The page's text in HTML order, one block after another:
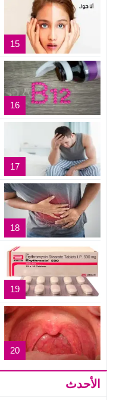
15
16
17
18
19
20
الأحدث